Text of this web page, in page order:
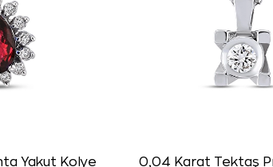
Yakut Kolye 0,04 Karat Tektaş